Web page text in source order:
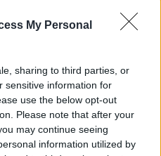
My Personal
sharing to third parties, or
sensitive information for
use the below opt-out
Please note that after your
may continue seeing
information utilized by
η Τουρκία... στην
της Άγκυρας με
στο Κυπριακό